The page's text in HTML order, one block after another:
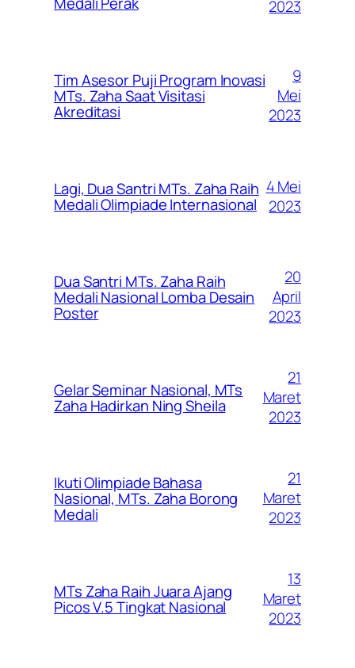
2023
Tim Asesor Puji Program Inovasi
MTs. Zaha Saat Visitasi
Akreditasi
9
Mei
2023
Lagi, Dua Santri MTs. Zaha Raih
Medali Olimpiade Internasional
4 Mei
2023
Dua Santri MTs. Zaha Raih
Medali Nasional Lomba Desain
Poster
20
April
2023
Gelar Seminar Nasional, MTs
Zaha Hadirkan Ning Sheila
21
Maret
2023
Ikuti Olimpiade Bahasa
Nasional, MTs. Zaha Borong
Medali
21
Maret
2023
MTs Zaha Raih Juara Ajang
Picos V.5 Tingkat Nasional
13
Maret
2023